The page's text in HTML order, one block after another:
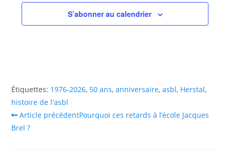
S’abonner au calendrier
Étiquettes: 1976-2026, 50 ans, anniversaire, asbl, Herstal,
histoire de l'asbl
Article précédentPourquoi ces retards à l’école Jacques
Brel ?